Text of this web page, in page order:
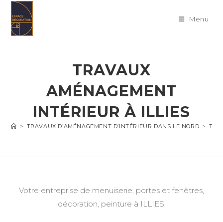
content
Menu
TRAVAUX
AMÉNAGEMENT
INTÉRIEUR À ILLIES
> TRAVAUX D’AMÉNAGEMENT D’INTÉRIEUR DANS LE NORD >
Votre entreprise de menuiserie, portes et fenêtres,
décoration, peinture à ILLIES.